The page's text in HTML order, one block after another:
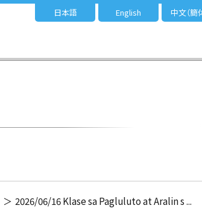
日本語 English 中文（簡
2026/06/16 Klase sa Pagluluto at Aralin s ...